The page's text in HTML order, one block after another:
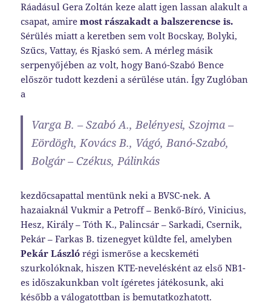
Ráadásul Gera Zoltán keze alatt igen lassan alakult a
csapat, amiremost rászakadt a balszerencse is.
Sérülés miatt a keretben sem volt Bocskay, Bolyki,
Szűcs, Vattay, és Rjaskó sem. A mérleg másik
serpenyőjében az volt, hogy Banó-Szabó Bence
először tudott kezdeni a sérülése után. Így Zuglóban
a
Varga B. – Szabó A., Belényesi, Szojma –
Eördögh, Kovács B., Vágó, Banó-Szabó,
Bolgár – Czékus, Pálinkás
kezdőcsapattal mentünk neki a BVSC-nek. A
hazaiaknál Vukmir a Petroff – Benkő-Bíró, Vinicius,
Hesz, Király – Tóth K., Palincsár – Sarkadi, Csernik,
Pekár – Farkas B. tizenegyet küldte fel, amelyben
Pekár László régi ismerőse a kecskeméti
szurkolóknak, hiszen KTE-nevelésként az első NB1-
es időszakunkban volt ígéretes játékosunk, aki
később a válogatottban is bemutatkozhatott.